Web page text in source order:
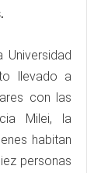
llevado a
con las
Milei, la
habitan
personas